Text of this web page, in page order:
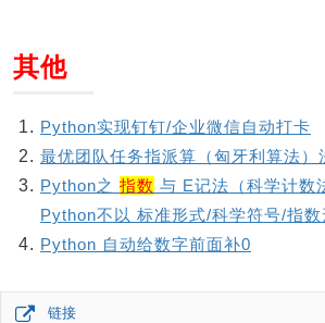
其他
Python实现钉钉/企业微信自动打卡
最优团队任务指派算（匈牙利算法）
Python之 指数 与 E记法（科学计数
Python不以 标准形式/科学符号/指数
Python 自动给数字前面补0
链接